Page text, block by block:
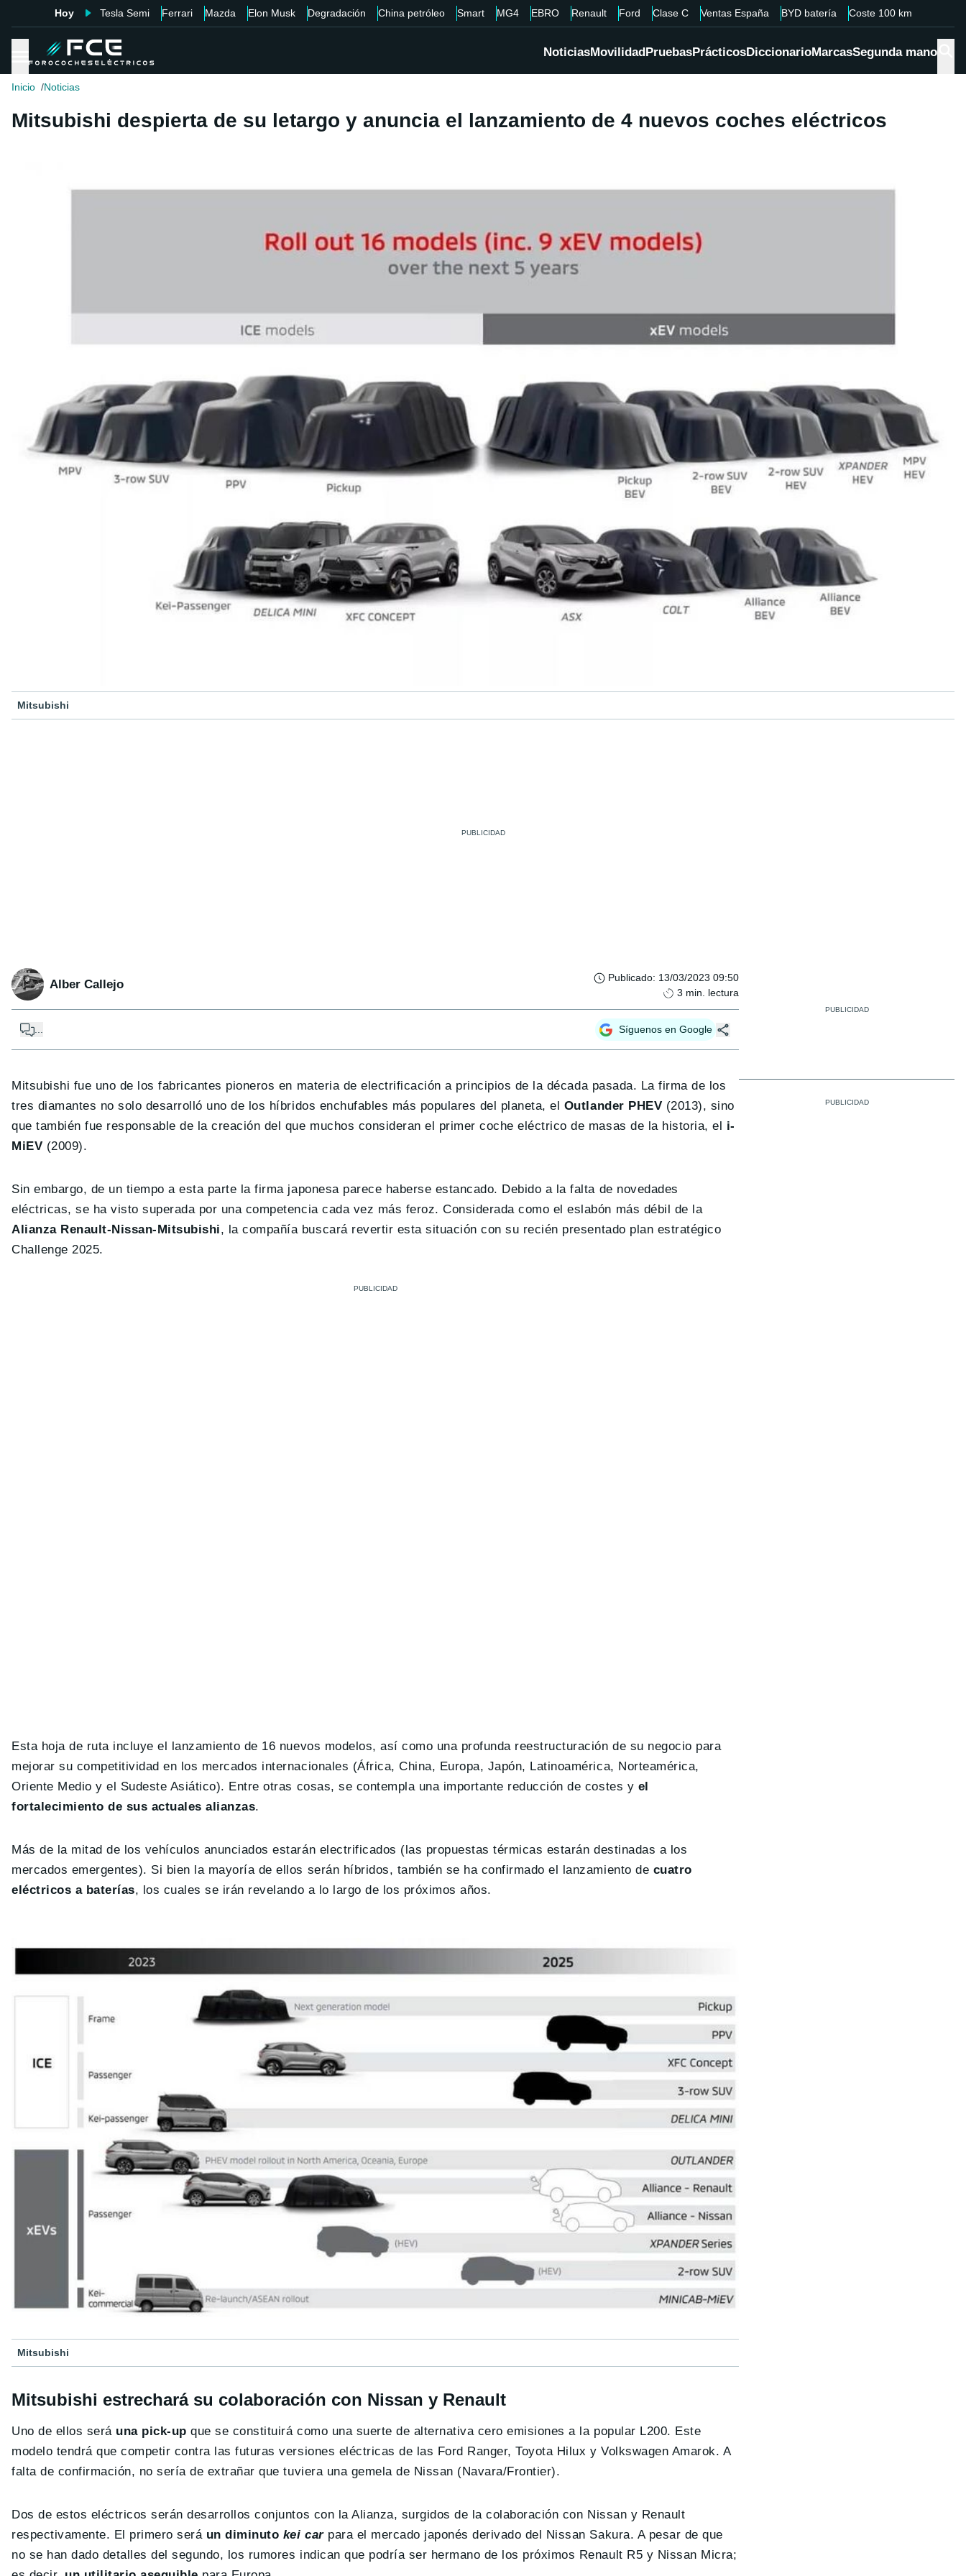
Hoy Tesla Semi Ferrari Mazda Elon Musk Degradación China petróleo Smart MG4 EBRO Renault Ford Clase C Ventas España BYD batería Coste 100 km
NoticiasMovilidadPruebasPrácticosDiccionarioMarcasSegunda mano
Inicio Noticias
Mitsubishi despierta de su letargo y anuncia el lanzamiento de 4 nuevos coches eléctricos
Mitsubishi
Alber Callejo Publicado: 13/03/2023 09:50
3 min. lectura
... Síguenos en Google
Mitsubishi fue uno de los fabricantes pioneros en materia de electrificación a principios de la década pasada. La firma de los
tres diamantes no solo desarrolló uno de los híbridos enchufables más populares del planeta, el Outlander PHEV (2013), sino
que también fue responsable de la creación del que muchos consideran el primer coche eléctrico de masas de la historia, el i-
MiEV (2009).
Sin embargo, de un tiempo a esta parte la firma japonesa parece haberse estancado. Debido a la falta de novedades
eléctricas, se ha visto superada por una competencia cada vez más feroz. Considerada como el eslabón más débil de la
Alianza Renault-Nissan-Mitsubishi, la compañía buscará revertir esta situación con su recién presentado plan estratégico
Challenge 2025.
Esta hoja de ruta incluye el lanzamiento de 16 nuevos modelos, así como una profunda reestructuración de su negocio para
mejorar su competitividad en los mercados internacionales (África, China, Europa, Japón, Latinoamérica, Norteamérica,
Oriente Medio y el Sudeste Asiático). Entre otras cosas, se contempla una importante reducción de costes y el
fortalecimiento de sus actuales alianzas.
Más de la mitad de los vehículos anunciados estarán electrificados (las propuestas térmicas estarán destinadas a los
mercados emergentes). Si bien la mayoría de ellos serán híbridos, también se ha confirmado el lanzamiento de cuatro
eléctricos a baterías, los cuales se irán revelando a lo largo de los próximos años.
Mitsubishi
Mitsubishi estrechará su colaboración con Nissan y Renault
Uno de ellos será una pick-up que se constituirá como una suerte de alternativa cero emisiones a la popular L200. Este
modelo tendrá que competir contra las futuras versiones eléctricas de las Ford Ranger, Toyota Hilux y Volkswagen Amarok. A
falta de confirmación, no sería de extrañar que tuviera una gemela de Nissan (Navara/Frontier).
Dos de estos eléctricos serán desarrollos conjuntos con la Alianza, surgidos de la colaboración con Nissan y Renault
respectivamente. El primero será un diminuto kei carpara el mercado japonés derivado del Nissan Sakura. A pesar de que
no se han dado detalles del segundo, los rumores indican que podría ser hermano de los próximos Renault R5 y Nissan Micra;